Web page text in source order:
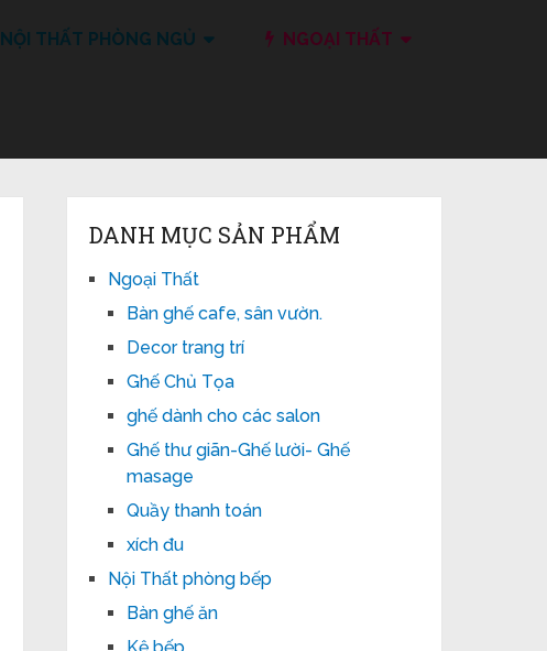
NỘI THẤT PHÒNG NGỦ NGOẠI THẤT
DANH MỤC SẢN PHẨM
Ngoại Thất
Bàn ghế cafe, sân vườn.
Decor trang trí
Ghế Chủ Tọa
ghế dành cho các salon
Ghế thư giãn-Ghế lười- Ghế
masage
Quầy thanh toán
xích đu
Nội Thất phòng bếp
Bàn ghế ăn